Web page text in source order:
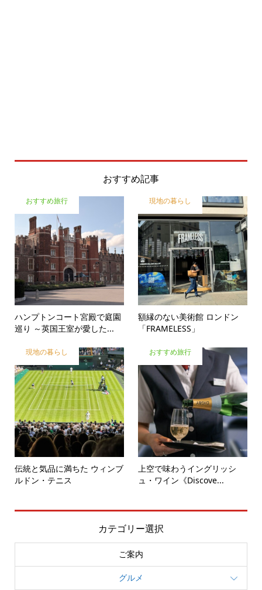
おすすめ記事
おすすめ旅行
ハンプトンコート宮殿で庭園
巡り ～英国王室が愛した...
現地の暮らし
額縁のない美術館 ロンドン
「FRAMELESS」
現地の暮らし
伝統と気品に満ちた ウィンブ
ルドン・テニス
おすすめ旅行
上空で味わうイングリッシ
ュ・ワイン《Discove...
カテゴリー選択
ご案内
グルメ